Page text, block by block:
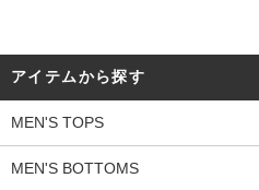
アイテムから探す
MEN'S TOPS
MEN'S BOTTOMS